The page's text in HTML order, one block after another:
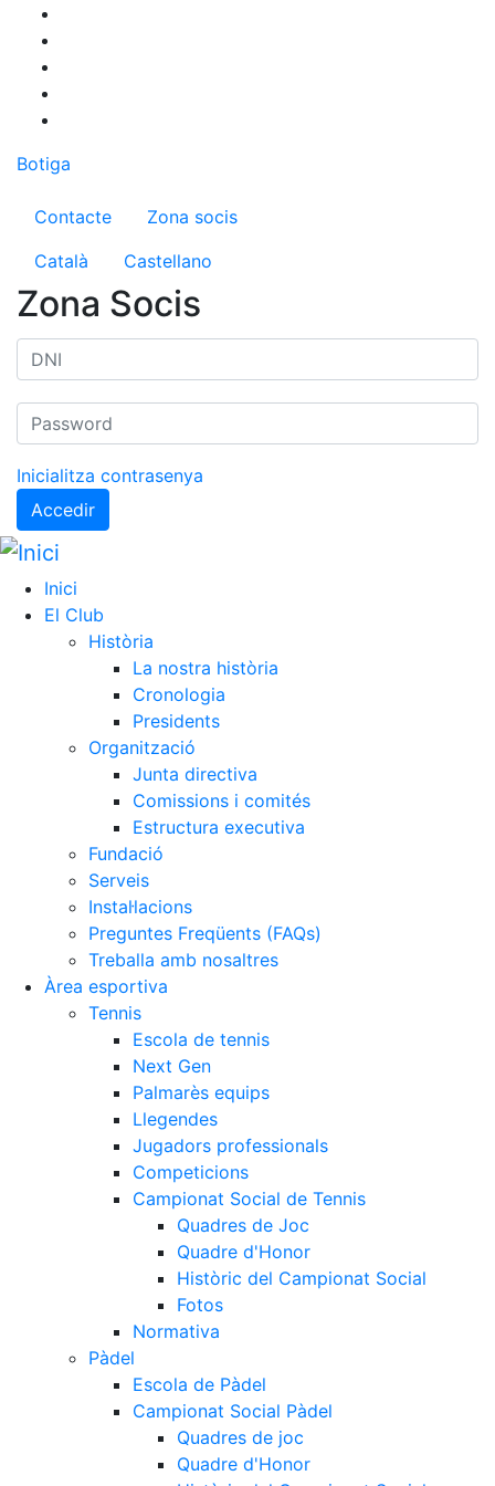
contingut
Botiga
Menú del compte d'usuari
Contacte
Zona socis
Català
Castellano
Zona Socis
Inicialitza contrasenya
Accedir
Inici
El Club
Història
La nostra història
Cronologia
Presidents
Organització
Junta directiva
Comissions i comités
Estructura executiva
Fundació
Serveis
Instal·lacions
Preguntes Freqüents (FAQs)
Treballa amb nosaltres
Àrea esportiva
Tennis
Escola de tennis
Next Gen
Palmarès equips
Llegendes
Jugadors professionals
Competicions
Campionat Social de Tennis
Quadres de Joc
Quadre d'Honor
Històric del Campionat Social
Fotos
Normativa
Pàdel
Escola de Pàdel
Campionat Social Pàdel
Quadres de joc
Quadre d'Honor